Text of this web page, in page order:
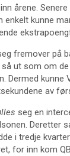
årene.
enkelt kunne
fremover på
ut som om
Dermed kunne
av
seg en
Deretter
i tredje
for inn kom QB